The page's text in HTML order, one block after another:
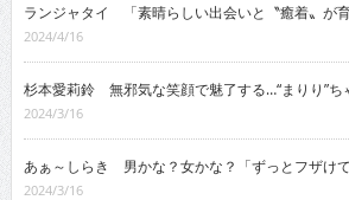
ランジャタイ 「素晴らしい出会いと〝癒着〟が育
2024/4/16
杉本愛莉鈴 無邪気な笑顔で魅了する…“まりり”ち
2024/3/16
あぁ～しらき 男かな？女かな？「ずっとフザけて
2024/3/16